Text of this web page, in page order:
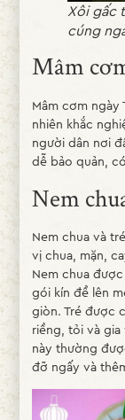
Xôi gấc
cúng
Mâm
Mâm cơm ngày
nhiên khắc
người dân nơi
dễ bảo quản,
Nem
Nem chua và
vị chua, mặn,
Nem chua
gói kín để lên
giòn. Tré được
riềng, tỏi và
này thường
đỡ ngấy và